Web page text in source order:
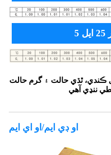
ڪندي، ٿڌي حالت ۽ گرم حالت
او ڊي ايم/او اي ايم